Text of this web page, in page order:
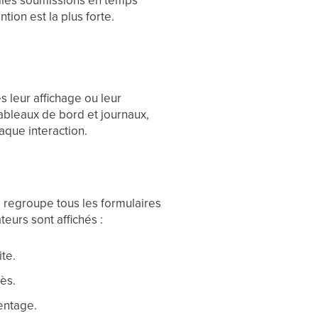
est la plus forte.
leur affichage ou leur
de bord et journaux,
interaction.
regroupe tous les formulaires
sont affichés :